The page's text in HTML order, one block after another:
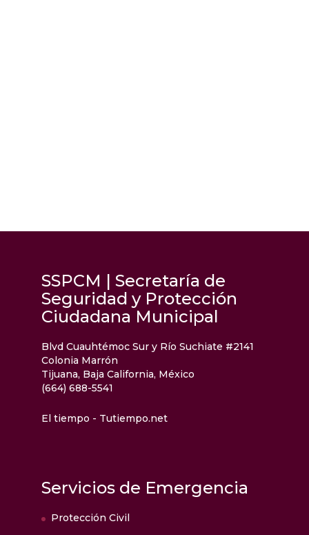
SSPCM | Secretaría de
Seguridad y Protección
Ciudadana Municipal
Blvd Cuauhtémoc Sur y Río Suchiate #2141
Colonia Marrón
Tijuana, Baja California, México
(664) 688-5541
El tiempo - Tutiempo.net
Servicios de Emergencia
Protección Civil